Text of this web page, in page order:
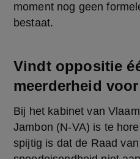
moment nog geen
bestaat.
Vindt oppositie
meerderheid
Bij het kabinet van
Jambon (N-VA) is te
spijtig is dat de Raad